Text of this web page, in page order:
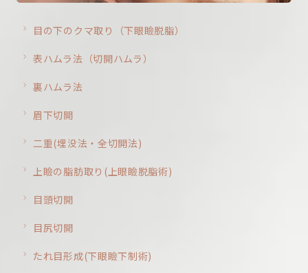
目の下のクマ取り（下眼瞼脱脂）
表ハムラ法（切開ハムラ）
裏ハムラ法
眉下切開
二重(埋没法・全切開法)
上瞼の脂肪取り(上眼瞼脱脂術)
目頭切開
目尻切開
たれ目形成(下眼瞼下制術)